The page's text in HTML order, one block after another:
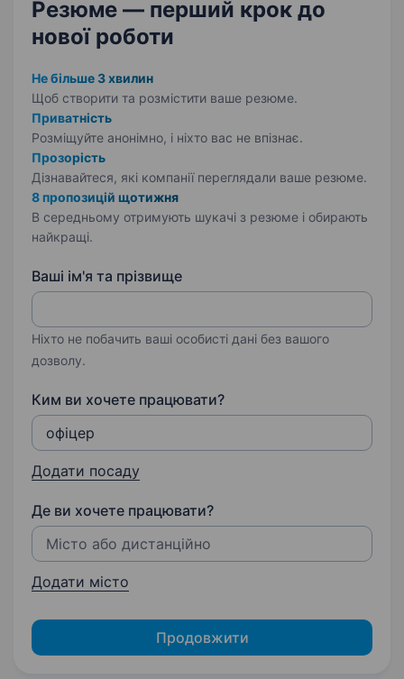
Резюме — перший крок до
нової роботи
Не більше 3 хвилин
Щоб створити та розмістити ваше резюме.
Приватність
Розміщуйте анонімно, і ніхто вас не впізнає.
Прозорість
Дізнавайтеся, які компанії переглядали ваше резюме.
8 пропозицій щотижня
В середньому отримують шукачі з резюме і обирають
найкращі.
Ваші ім'я та прізвище
Ніхто не побачить ваші особисті дані без вашого
дозволу.
Ким ви хочете працювати?
Додати посаду
Де ви хочете працювати?
Додати місто
Продовжити